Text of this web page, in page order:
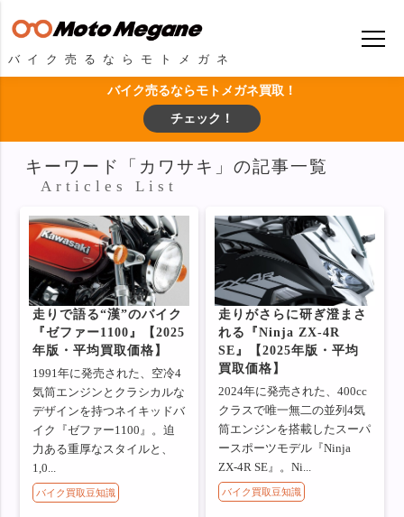
バイク売るならモトメガネ
バイク売るならモトメガネ買取！
チェック！
キーワード「カワサキ」の記事一覧
Articles List
走りで語る“漢”のバイク
『ゼファー1100』【2025
年版・平均買取価格】
1991年に発売された、空冷4
気筒エンジンとクラシカルな
デザインを持つネイキッドバ
イク『ゼファー1100』。迫
力ある重厚なスタイルと、
1,0...
バイク買取豆知識
走りがさらに研ぎ澄まさ
れる『Ninja ZX-4R
SE』【2025年版・平均
買取価格】
2024年に発売された、400cc
クラスで唯一無二の並列4気
筒エンジンを搭載したスーパ
ースポーツモデル『Ninja
ZX-4R SE』。Ni...
バイク買取豆知識